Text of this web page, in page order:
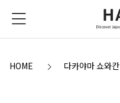
HOME 다카야마 쇼와칸